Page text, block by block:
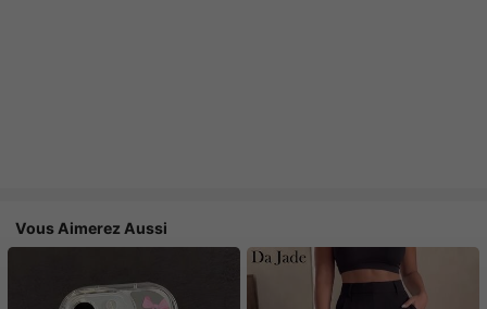
Vous Aimerez Aussi